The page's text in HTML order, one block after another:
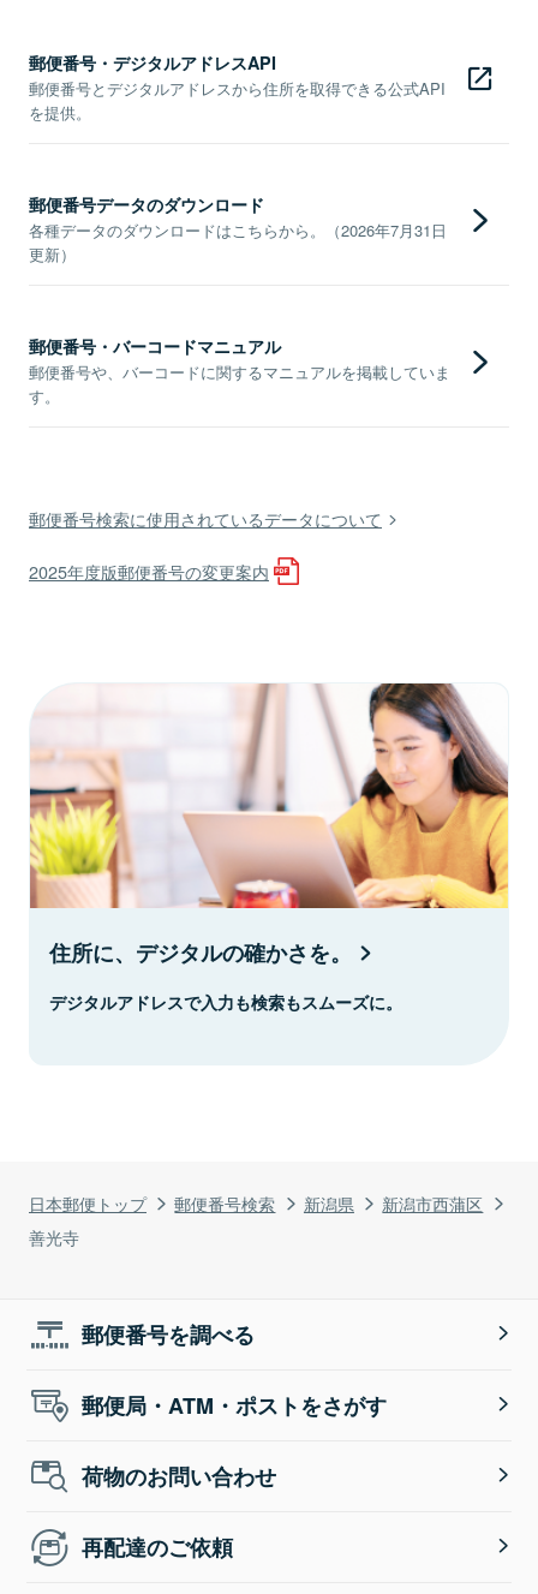
日本郵便トップ 郵便番号検索 新潟県
新潟市西蒲区
善光寺
郵便番号・デジタルアドレスAPI
郵便番号とデジタルアドレスから住所を取得できる公式API
を提供。
郵便番号データのダウンロード
各種データのダウンロードはこちらから。（2026年7月31日
更新）
郵便番号・バーコードマニュアル
郵便番号や、バーコードに関するマニュアルを掲載していま
す。
郵便番号検索に使用されているデータについて
2025年度版郵便番号の変更案内
住所に、デジタルの確かさを。
デジタルアドレスで入力も検索もスムーズに。
郵便番号を調べる
郵便局・ATM・ポストをさがす
荷物のお問い合わせ
再配達のご依頼